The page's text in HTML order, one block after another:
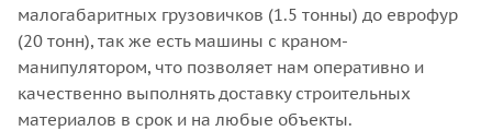
малогабаритных грузовичков (1.5 тонны) до еврофур
(20 тонн), так же есть машины с краном-
манипулятором, что позволяет нам оперативно и
качественно выполнять доставку строительных
материалов в срок и на любые объекты.